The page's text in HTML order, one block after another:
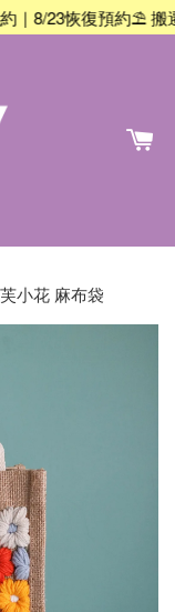
預約⛱️ 搬遷公告：我
小花 麻布袋